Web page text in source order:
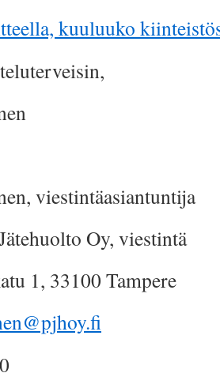
kuuluuko
viestintäasiantuntija
Oy, viestintä
1, 33100 Tampere